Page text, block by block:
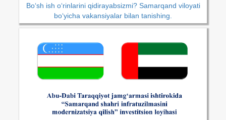
Bo‘sh ish o‘rinlarini qidirayabsizmi? Samarqand viloyati
bo‘yicha vakansiyalar bilan tanishing.